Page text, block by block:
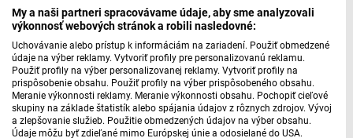
My a naši partneri spracovávame údaje, aby sme analyzovali
výkonnosť webových stránok a robili nasledovné:
Uchovávanie alebo prístup k informáciám na zariadení. Použiť obmedzené
údaje na výber reklamy. Vytvoriť profily pre personalizovanú reklamu.
Použiť profily na výber personalizovanej reklamy. Vytvoriť profily na
prispôsobenie obsahu. Použiť profily na výber prispôsobeného obsahu.
Meranie výkonnosti reklamy. Meranie výkonnosti obsahu. Pochopiť cieľové
skupiny na základe štatistík alebo spájania údajov z rôznych zdrojov. Vývoj
a zlepšovanie služieb. Použitie obmedzených údajov na výber obsahu.
Údaje môžu byť zdieľané mimo Európskej únie a odosielané do USA.